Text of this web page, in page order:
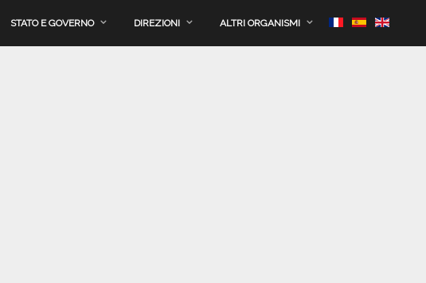
STATO E GOVERNO DIREZIONI ALTRI ORGANISMI